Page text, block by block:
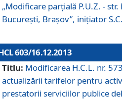
„Modificare parţială P.U.Z. -
Bucureşti, Braşov”, iniţiator
603/16.12.2013
Titlu: Modificarea H.C.L. nr.
actualizării tarifelor pentru
prestatorii serviciilor publice